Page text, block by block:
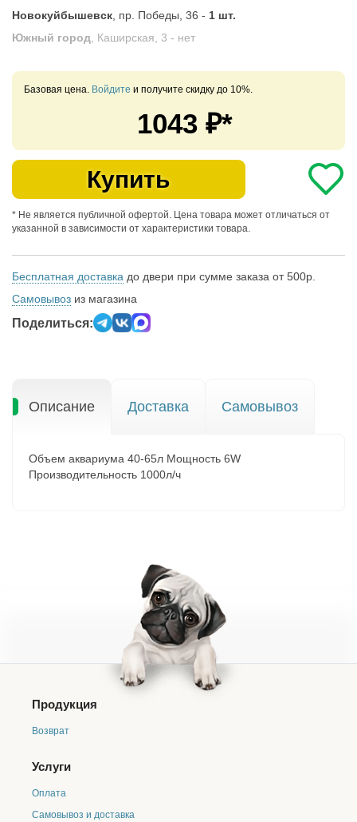
Новокуйбышевск , пр. Победы, 36 - 1 шт.
Южный город , Каширская, 3 - нет
Базовая цена. Войдите и получите скидку до 10%.
1043₽*
Купить
* Не является публичной офертой. Цена товара может отличаться от
указанной в зависимости от характеристики товара.
Бесплатная доставка до двери при сумме заказа от 500р.
Самовывоз из магазина
Поделиться:
Описание Доставка Самовывоз
Объем аквариума 40-65л Мощность 6W
Производительность 1000л/ч
Продукция
Возврат
Услуги
Оплата
Самовывоз и доставка